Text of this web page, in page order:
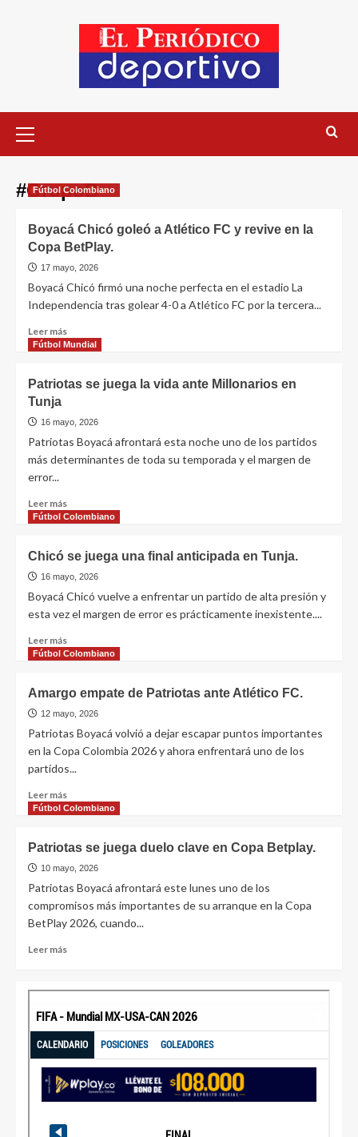
#GrupoB
Fútbol Colombiano
Boyacá Chicó goleó a Atlético FC y revive en la
Copa BetPlay.
17 mayo, 2026
Boyacá Chicó firmó una noche perfecta en el estadio La
Independencia tras golear 4-0 a Atlético FC por la tercera...
Leer más
Fútbol Mundial
Patriotas se juega la vida ante Millonarios en
Tunja
16 mayo, 2026
Patriotas Boyacá afrontará esta noche uno de los partidos
más determinantes de toda su temporada y el margen de
error...
Leer más
Fútbol Colombiano
Chicó se juega una final anticipada en Tunja.
16 mayo, 2026
Boyacá Chicó vuelve a enfrentar un partido de alta presión y
esta vez el margen de error es prácticamente inexistente....
Leer más
Fútbol Colombiano
Amargo empate de Patriotas ante Atlético FC.
12 mayo, 2026
Patriotas Boyacá volvió a dejar escapar puntos importantes
en la Copa Colombia 2026 y ahora enfrentará uno de los
partidos...
Leer más
Fútbol Colombiano
Patriotas se juega duelo clave en Copa Betplay.
10 mayo, 2026
Patriotas Boyacá afrontará este lunes uno de los
compromisos más importantes de su arranque en la Copa
BetPlay 2026, cuando...
Leer más